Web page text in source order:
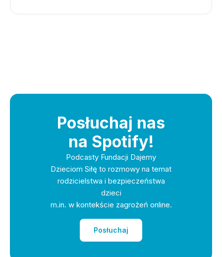
Posłuchaj nas
na Spotify!
Podcasty Fundacji Dajemy
Dzieciom Siłę to rozmowy na temat
rodzicielstwa i bezpieczeństwa
dzieci
m.in. w kontekście zagrożeń online.
Posłuchaj